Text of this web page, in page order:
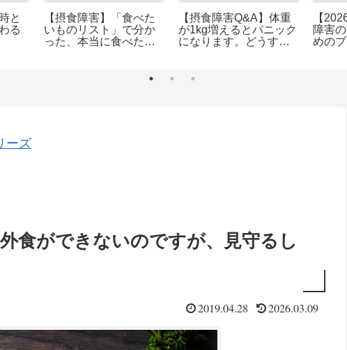
と
る
【摂食障害】「食べた
いものリスト」で分か
った、本当に食べたか
【摂食障害Q&A】体重
が1kg増えるとパニック
になります。どうすれ
【
障害
めの
ーズ
食ができないのですが、見守るし
2019.04.28 2026.03.09